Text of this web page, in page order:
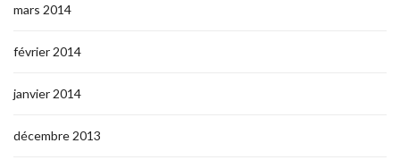
mars 2014
février 2014
janvier 2014
décembre 2013